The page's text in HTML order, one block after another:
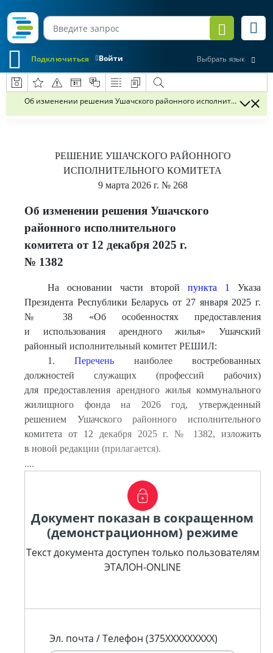
Войти
Подключиться Выбрать язык
Об изменении решения Ушачского районного исполнительного
РЕШЕНИЕ УШАЧСКОГО РАЙОННОГО
ИСПОЛНИТЕЛЬНОГО КОМИТЕТА
9 марта 2026 г. № 268
Об изменении решения Ушачского
районного исполнительного
комитета от 12 декабря 2025 г.
№ 1382
На основании части второйпункта 1
Указа
Президента Республики Беларусь от 27 января 2025 г.
№ 38 «Об особенностях предоставления
и использования арендного жилья» Ушачский
районный исполнительный комитет РЕШИЛ:
1.Перечень наиболее востребованных
должностей служащих (профессий рабочих)
для предоставления арендного жилья коммунального
жилищного фонда на 2026 год, утвержденный
решением Ушачского районного исполнительного
комитета от 12 декабря 2025 г. № 1382, изложить
в новой редакции (прилагается).
....
Документ показан в сокращенном
(демонстрационном) режиме
Текст документа доступен только пользователям
ЭТАЛОН-ONLINE
Эл. почта / Телефон (375XXXXXXXXX)